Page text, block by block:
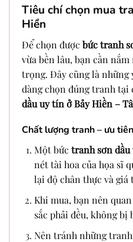
Tiêu chí chọn mua
Hiền
Để chọn được bức tranh
vừa bền lâu, bạn cần
trọng. Đây cũng là những
dàng chọn đúng tranh tại
dầu uy tín ở Bảy Hiền –
Chất lượng tranh – ưu
Một bức tranh sơn dầu
nét tài hoa của họa sĩ
lại độ chân thực và giá
Khi mua, bạn nên
sắc phải đều, không
Nên tránh những